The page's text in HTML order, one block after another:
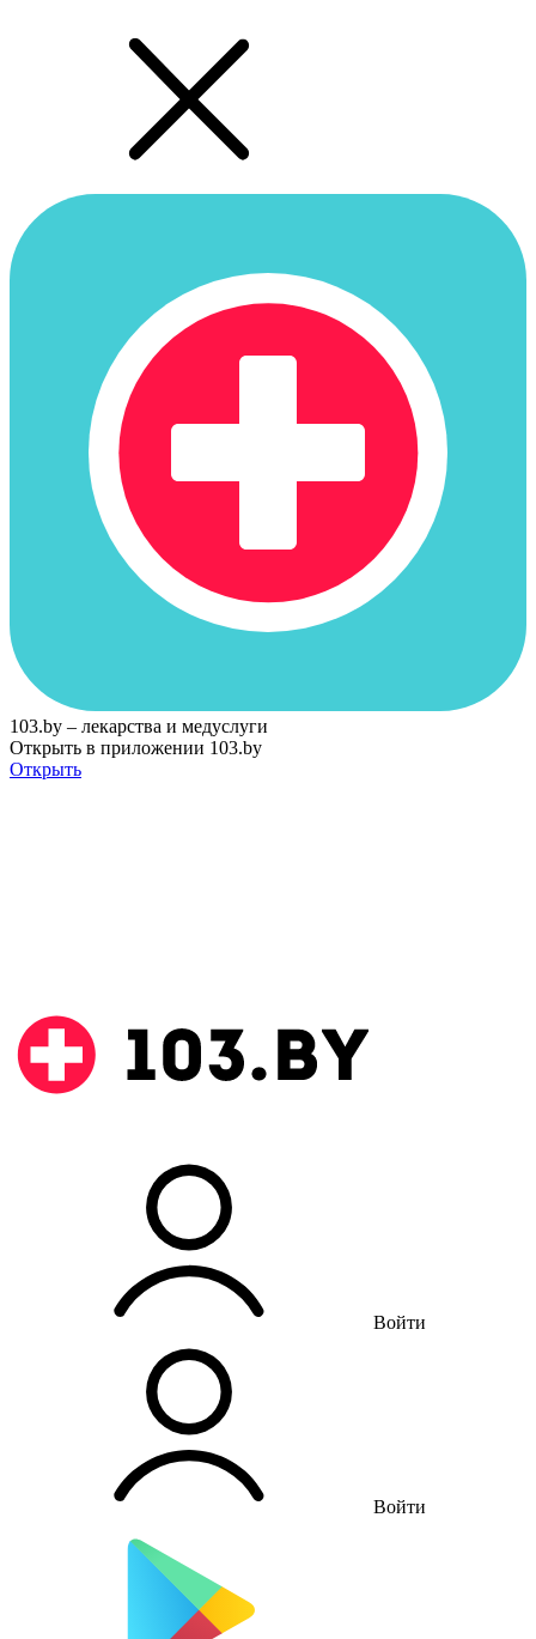
103.by – лекарства и медуслуги
Открыть в приложении 103.by
Открыть
Войти
Войти